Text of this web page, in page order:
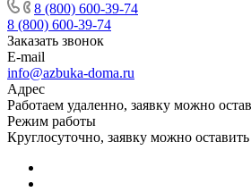
8 (800) 600-39-74
8 (800) 600-39-74
Заказать звонок
E-mail
info@azbuka-doma.ru
Адрес
Работаем удаленно, заявку можно
Режим работы
Круглосуточно, заявку можно оставить